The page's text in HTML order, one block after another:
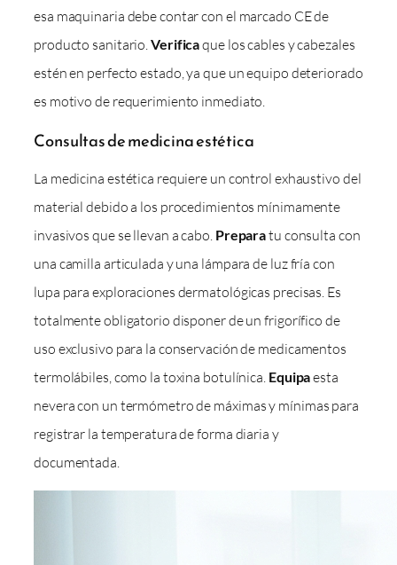
esa maquinaria debe contar con el marcado CE de
producto sanitario.Verificaque los cables y cabezales
estén en perfecto estado, ya que un equipo deteriorado
es motivo de requerimiento inmediato.
Consultas de medicina estética
La medicina estética requiere un control exhaustivo del
material debido a los procedimientos mínimamente
invasivos que se llevan a cabo. Preparatu consulta con
una camilla articulada y una lámpara de luz fría con
lupa para exploraciones dermatológicas precisas. Es
totalmente obligatorio disponer de un frigorífico de
uso exclusivo para la conservación de medicamentos
termolábiles, como la toxina botulínica. Equipaesta
nevera con un termómetro de máximas y mínimas para
registrar la temperatura de forma diaria y
documentada.